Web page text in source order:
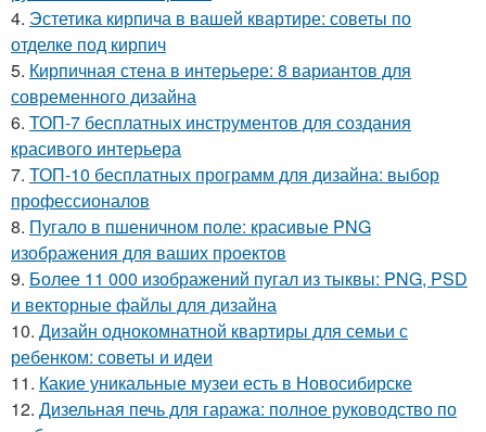
4. Эстетика кирпича в вашей квартире: советы по
отделке под кирпич
5. Кирпичная стена в интерьере: 8 вариантов для
современного дизайна
6. ТОП-7 бесплатных инструментов для создания
красивого интерьера
7. ТОП-10 бесплатных программ для дизайна: выбор
профессионалов
8. Пугало в пшеничном поле: красивые PNG
изображения для ваших проектов
9. Более 11 000 изображений пугал из тыквы: PNG, PSD
и векторные файлы для дизайна
10. Дизайн однокомнатной квартиры для семьи с
ребенком: советы и идеи
11. Какие уникальные музеи есть в Новосибирске
12. Дизельная печь для гаража: полное руководство по